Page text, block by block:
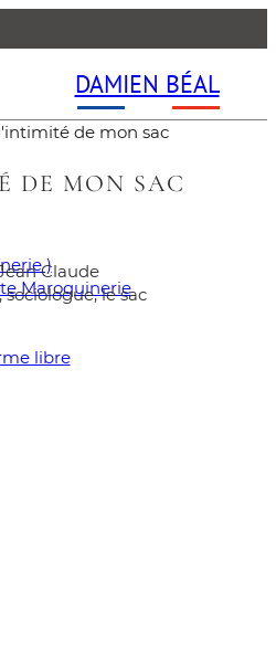
DAMIEN BÉAL
)
Maroquinerie
libre
de mon sac
DE MON SAC